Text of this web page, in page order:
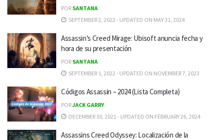
POR SANTANA
SEPTEMBER 2, 2022 - UPDATED ON MAY 31, 2024
Assassin’s Creed Mirage: Ubisoft anuncia fecha y
hora de su presentación
POR SANTANA
SEPTEMBER 1, 2022 - UPDATED ON NOVEMBER 7, 2023
Códigos Assassin – 2024 (Lista Completa)
PORJACK GARRY
DECEMBER 30, 2021 - UPDATED ON FEBRUARY 26, 2024
Assassins Creed Odyssey: Localización de la